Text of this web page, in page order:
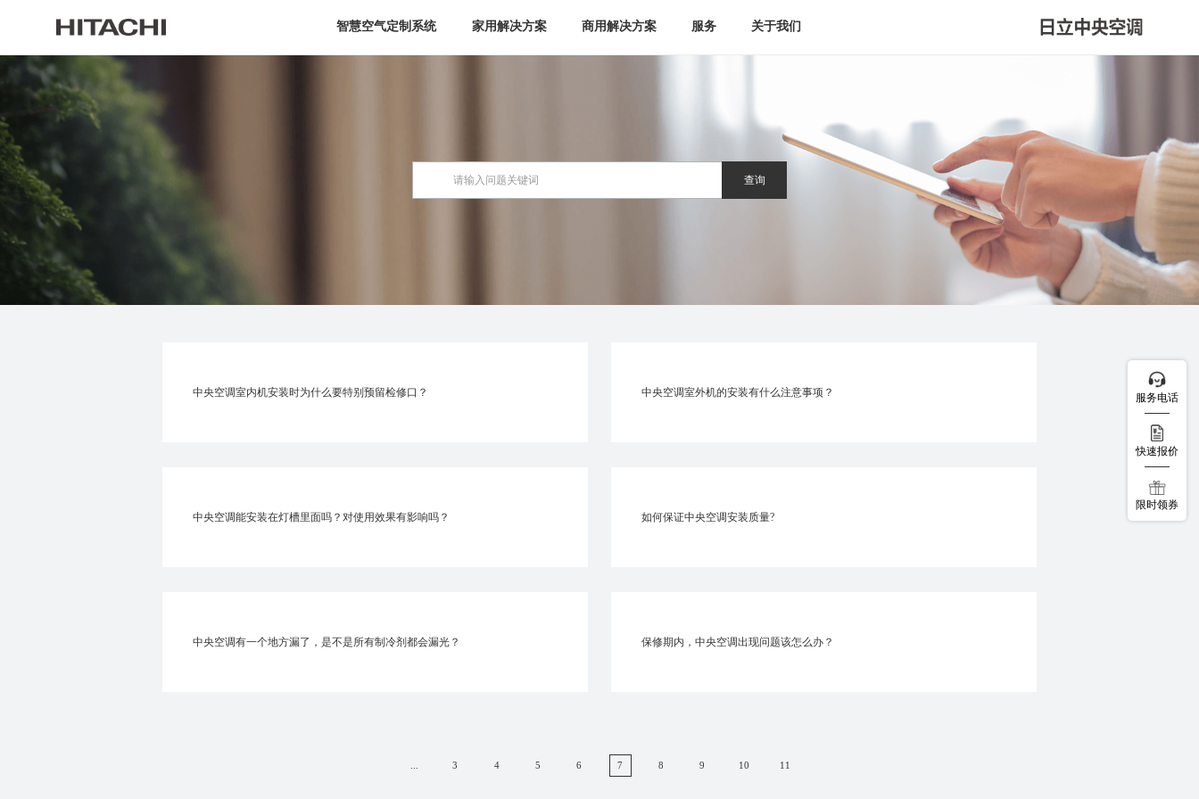
智慧空气定制系统 家用解决方案 商用解决方案 服务 关于我们
查询
中央空调室内机安装时为什么要特别预留检修口？ 中央空调室外机的安装有什么注意事项？
中央空调能安装在灯槽里面吗？对使用效果有影响吗？ 如何保证中央空调安装质量?
中央空调有一个地方漏了，是不是所有制冷剂都会漏光？ 保修期内，中央空调出现问题该怎么办？
3 4 5 6 7 8 9 10 11
服务电话
快速报价
限时领券